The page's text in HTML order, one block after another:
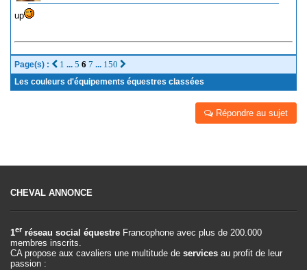
up
Page(s) : 1 ... 5 6 7 ... 150
Les couleurs d'équipements équestres classées
Répondre au sujet
CHEVAL ANNONCE
1er réseau social équestre Francophone avec plus de 200.000
membres inscrits.
CA propose aux cavaliers une multitude de services au profit de leur
passion :